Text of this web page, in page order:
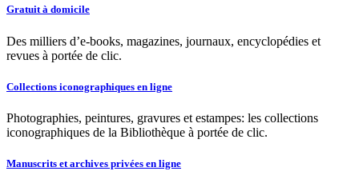
Gratuit à domicile
Des milliers d’e-books, magazines, journaux, encyclopédies et
revues à portée de clic.
Collections iconographiques en ligne
Photographies, peintures, gravures et estampes: les collections
iconographiques de la Bibliothèque à portée de clic.
Manuscrits et archives privées en ligne